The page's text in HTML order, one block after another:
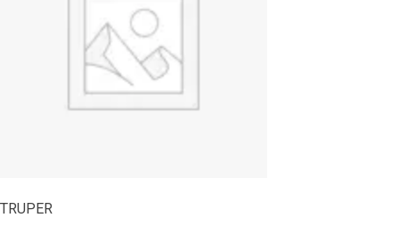
TRUPER